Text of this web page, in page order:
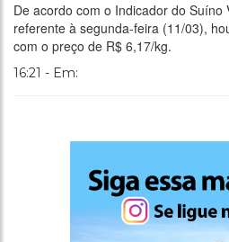
De acordo com o Indicador do Suíno
referente à segunda-feira (11/03),
com o preço de R$ 6,17/kg.
16:21 - Em: